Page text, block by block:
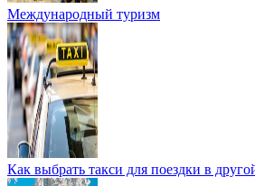
Международный туризм
Как выбрать такси для поездки в